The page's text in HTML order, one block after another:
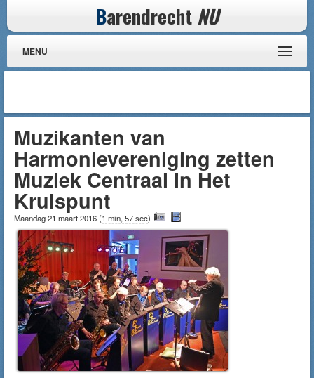
Barendrecht NU
MENU
Muzikanten van
Harmonievereniging zetten
Muziek Centraal in Het
Kruispunt
Maandag 21 maart 2016(1 min, 57 sec)